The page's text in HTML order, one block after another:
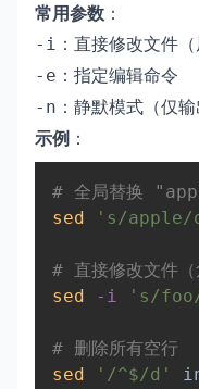
常用参数 ：
-i ：直接修改文件（
-e ：指定编辑命令
-n ：静默模式（仅
示例 ：
# 全局替换
sed
's/apple/
# 直接修改文件
sed
-i 's/
# 删除所有空行
sed
'/^$/d'